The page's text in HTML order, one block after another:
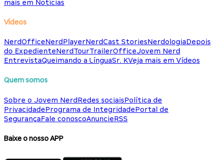
mais em Notícias
Vídeos
NerdOfficeNerdPlayerNerdCast StoriesNerdologiaDepois
do ExpedienteNerdTourTrailerOfficeJovem Nerd
EntrevistaQueimando a LínguaSr. KVeja mais em Vídeos
Quem somos
Sobre o Jovem NerdRedes sociaisPolítica de
PrivacidadePrograma de IntegridadePortal de
SegurançaFale conoscoAnuncieRSS
Baixe o nosso APP